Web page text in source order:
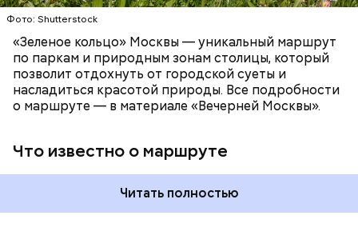
Фото: Shutterstock
«Зеленое кольцо» Москвы — уникальный маршрут
по паркам и природным зонам столицы, который
позволит отдохнуть от городской суеты и
насладиться красотой природы. Все подробности
о маршруте — в материале «Вечерней Москвы».
Что известно о маршруте
Читать полностью
Патриаршие пруды
Московский зоопарк